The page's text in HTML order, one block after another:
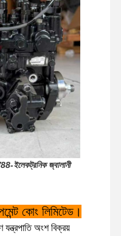
ভিআর শো আমাদের সম্বন্ধে
করুন খবর
জ্বালানী
কোং লিমিটেড।
যন্ত্রপাতি অংশ বিক্রয়